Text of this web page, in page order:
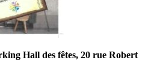
Hall des fêtes, 20 rue Robert